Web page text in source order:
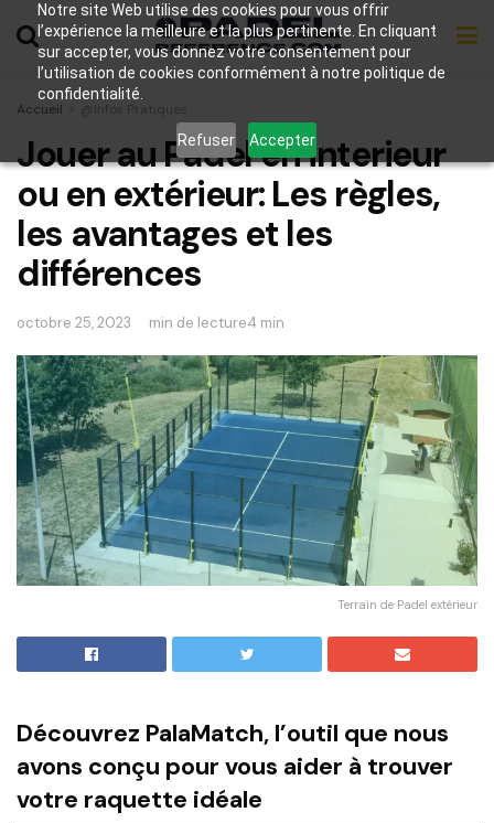
Notre site Web utilise des cookies pour vous offrir
l’expérience la meilleure et la plus pertinente. En cliquant
sur accepter, vous donnez votre consentement pour
l’utilisation de cookies conformément à notre politique de
confidentialité.
Refuser Accepter
Accueil @Infos Pratiques
Jouer au Padel en interieur
ou en extérieur: Les règles,
les avantages et les
différences
octobre 25, 2023 min de lecture4 min
Terrain de Padel extérieur
Découvrez PalaMatch, l’outil que nous
avons conçu pour vous aider à trouver
votre raquette idéale